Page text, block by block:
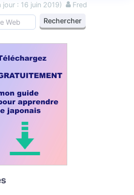
jour : 16 juin 2019) Fred